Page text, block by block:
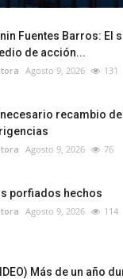
Fuentes Barros: El
de acción...
Agosto 9, 2026 131
necesario recambio
Agosto 9, 2026 76
porfiados hechos
Agosto 9, 2026 114
Más de un año